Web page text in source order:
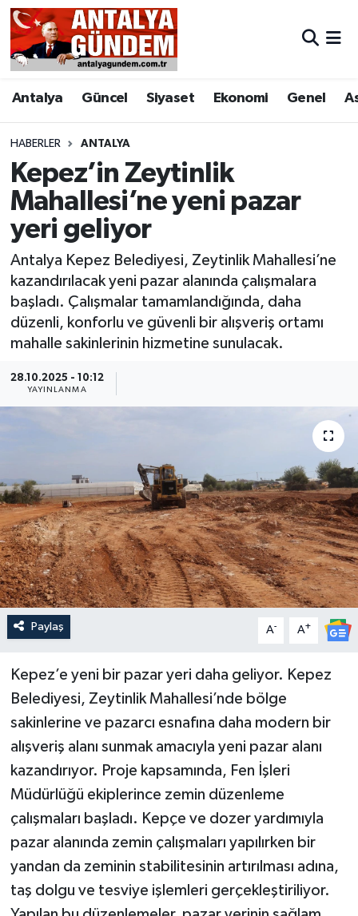
Antalya Güncel Siyaset Ekonomi Genel
HABERLER ANTALYA
Kepez’in Zeytinlik
Mahallesi’ne yeni pazar
yeri geliyor
Antalya Kepez Belediyesi, Zeytinlik Mahallesi’ne
kazandırılacak yeni pazar alanında çalışmalara
başladı. Çalışmalar tamamlandığında, daha
düzenli, konforlu ve güvenli bir alışveriş ortamı
mahalle sakinlerinin hizmetine sunulacak.
28.10.2025 - 10:12
YAYINLANMA
Paylaş A- A+
Kepez’e yeni bir pazar yeri daha geliyor. Kepez
Belediyesi, Zeytinlik Mahallesi’nde bölge
sakinlerine ve pazarcı esnafına daha modern bir
alışveriş alanı sunmak amacıyla yeni pazar alanı
kazandırıyor. Proje kapsamında, Fen İşleri
Müdürlüğü ekiplerince zemin düzenleme
çalışmaları başladı. Kepçe ve dozer yardımıyla
pazar alanında zemin çalışmaları yapılırken bir
yandan da zeminin stabilitesinin artırılması adına,
taş dolgu ve tesviye işlemleri gerçekleştiriliyor.
Antalya
Asayiş
Bilim & Teknoloji
Bölge
EĞİTİM
Ekonomi
Genel
Görüntülü Haber
Güncel
Resmi İlan
Sağlık & Yaşam
Siyaset
Spor
Antalya Nöbetçi Eczaneler
Antalya Hava Durumu
Antalya Namaz Vakitleri
Antalya Trafik Yoğunluk Haritası
Süper Lig Puan Durumu ve Fikstür
Tüm Manşetler
Son Dakika Haberleri
Haber Arşivi